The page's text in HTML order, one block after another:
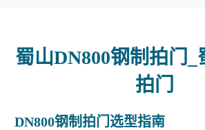
蜀山DN800钢制拍门
拍门
DN800钢制拍门选型指南